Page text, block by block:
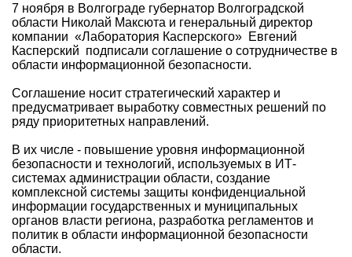
7 ноября в Волгограде губернатор Волгоградской
области Николай Максюта и генеральный директор
компании «Лаборатория Касперского» Евгений
Касперский подписали соглашение о сотрудничестве в
области информационной безопасности.
Соглашение носит стратегический характер и
предусматривает выработку совместных решений по
ряду приоритетных направлений.
В их числе - повышение уровня информационной
безопасности и технологий, используемых в ИТ-
системах администрации области, создание
комплексной системы защиты конфиденциальной
информации государственных и муниципальных
органов власти региона, разработка регламентов и
политик в области информационной безопасности
области.